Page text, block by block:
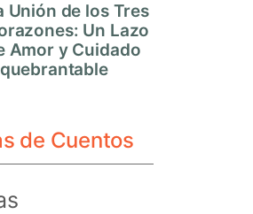
Unión de los Tres
Un Lazo
Amor y Cuidado
de Cuentos